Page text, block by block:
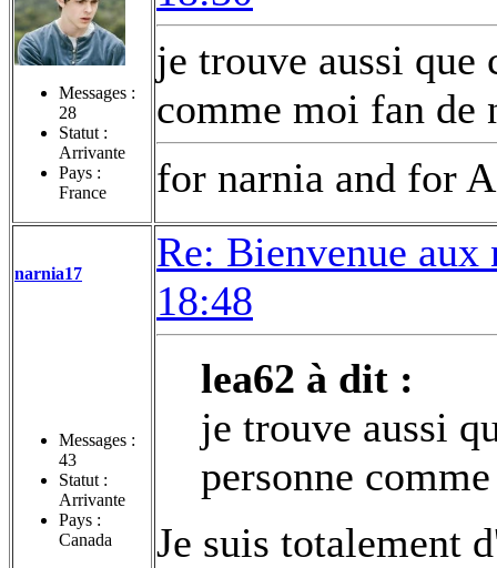
Messages :
28
Statut :
Arrivante
Pays :
France
je trouve aussi que
comme moi fan de
for narnia and for
narnia17
Messages :
43
Statut :
Arrivante
Pays :
Canada
Re: Bienvenue
18:48
lea62 à dit :
je trouve aussi
personne
Je suis totalement